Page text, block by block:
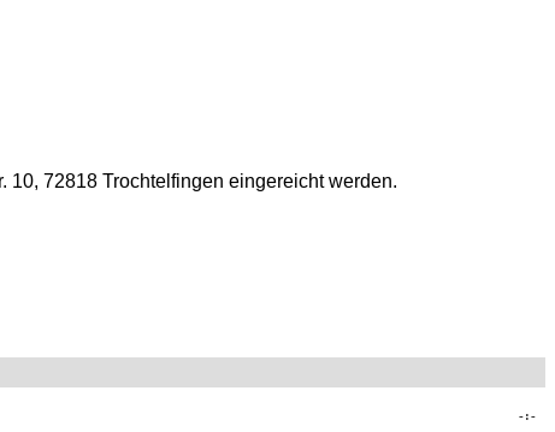
10, 72818 Trochtelfingen eingereicht werden.
-:-